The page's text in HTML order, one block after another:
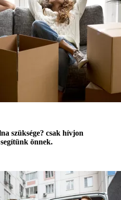
szüksége? csak hívjon
önnek.